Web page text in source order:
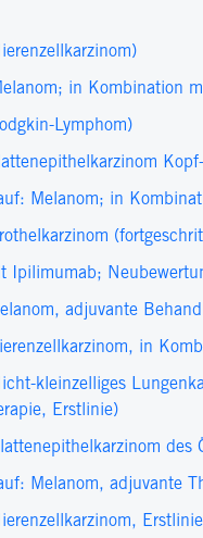
in Kombination
Lymphom)
Melanom; in
Ipilimumab;
adjuvante
in
​kleinzelliges
Erstlinie)
des
Melanom, adjuvante